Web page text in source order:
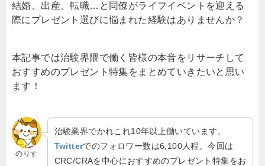
結婚、出産、転職…と同僚がライフイベントを迎える
際にプレゼント選びに悩まれた経験はありませんか？
本記事では治験界隈で働く皆様の本音をリサーチして
おすすめのプレゼント特集をまとめていきたいと思い
ます！
のりす
治験業界でかれこれ10年以上働いています。
Twitterでのフォロワー数は6,100人程。今回は
CRC/CRAを中心におすすめのプレゼント特集をお